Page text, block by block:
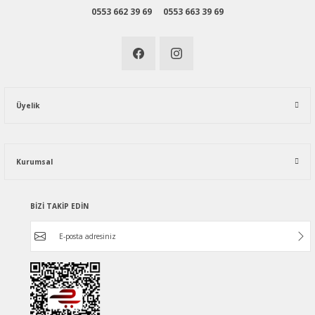
0553 662 39 69 0553 663 39 69
Üyelik
Kurumsal
BİZİ TAKİP EDİN